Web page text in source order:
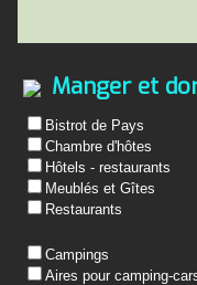
Manger et
Bistrot de Pays
Chambre d'hôtes
Hôtels - restaurants
Meublés et Gîtes
Restaurants
Campings
Aires pour camping-